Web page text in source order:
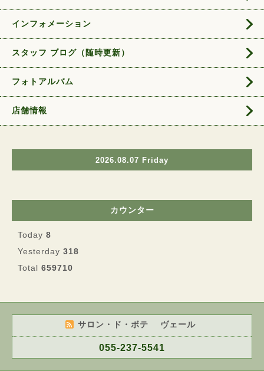
インフォメーション
スタッフ ブログ（随時更新）
フォトアルバム
店舗情報
2026.08.07 Friday
カウンター
Today 8
Yesterday 318
Total 659710
サロン・ド・ボテ ヴェール
055-237-5541